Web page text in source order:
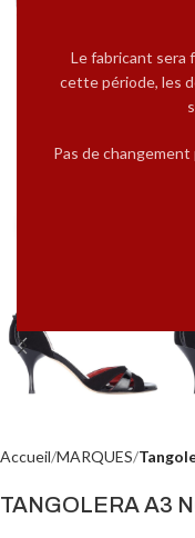
Le fabricant sera
cette période, les
Pas de
Accueil MARQUES
TANGOLERA A3